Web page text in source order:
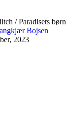
/ Paradisets børn
Bojsen
2023